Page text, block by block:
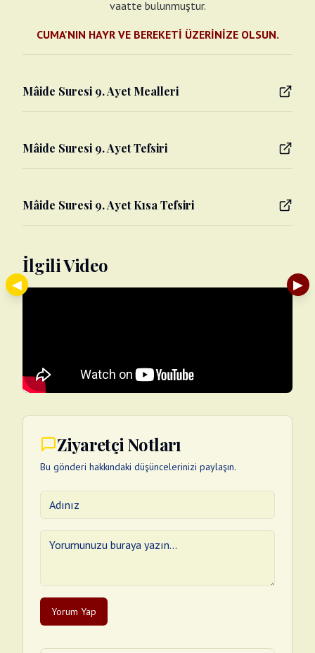
vaatte bulunmuştur.
CUMA'NIN HAYR VE BEREKETİ ÜZERİNİZE OLSUN.
Mâide Suresi 9. Ayet Mealleri
Mâide Suresi 9. Ayet Tefsiri
Mâide Suresi 9. Ayet Kısa Tefsiri
İlgili Video
Ziyaretçi Notları
Bu gönderi hakkındaki düşüncelerinizi paylaşın.
Yorum Yap
◀ ▶